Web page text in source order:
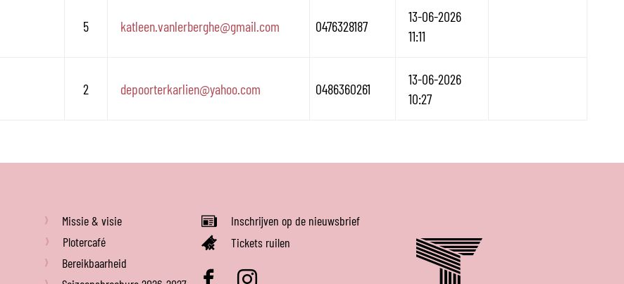
5 katleen.vanlerberghe@gmail.com 0476328187
13-06-2026
11:11
2 depoorterkarlien@yahoo.com 0486360261
13-06-2026
10:27
Missie & visie
Plotercafé
Bereikbaarheid
Inschrijven op de nieuwsbrief
Tickets ruilen